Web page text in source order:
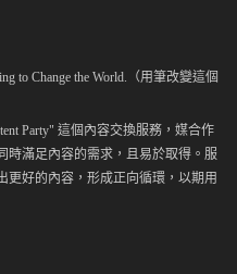
to Change the World.（用筆改變這個
Party" 這個內容交換服務，媒合作
時滿足內容的需求，且易於取得。服
更好的內容，形成正向循環，以期用